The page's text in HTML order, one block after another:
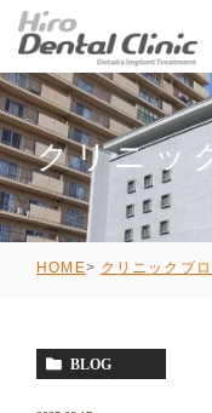
クリニッ
HOME クリニックブ
BLOG